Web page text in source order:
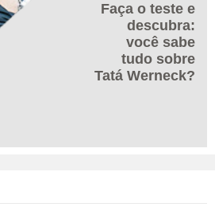
Faça o teste e
descubra:
você sabe
tudo sobre
Tatá Werneck?